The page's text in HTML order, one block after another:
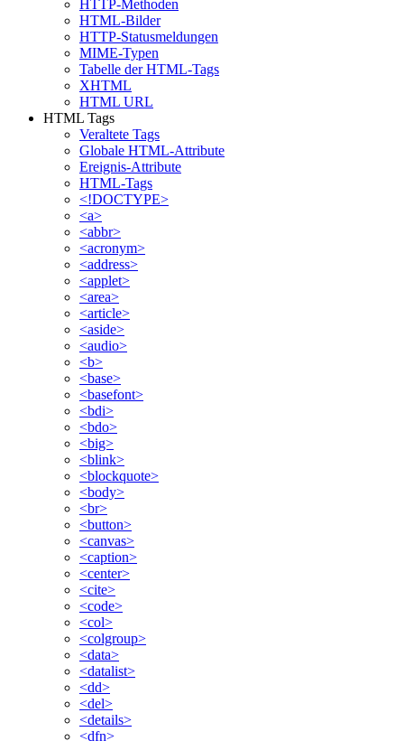
HTTP-Methoden
HTML-Bilder
HTTP-Statusmeldungen
MIME-Typen
Tabelle der HTML-Tags
XHTML
HTML URL
HTML Tags
Veraltete Tags
Globale HTML-Attribute
Ereignis-Attribute
HTML-Tags
<!DOCTYPE>
<a>
<abbr>
<acronym>
<address>
<applet>
<area>
<article>
<aside>
<audio>
<b>
<base>
<basefont>
<bdi>
<bdo>
<big>
<blink>
<blockquote>
<body>
<br>
<button>
<canvas>
<caption>
<center>
<cite>
<code>
<col>
<colgroup>
<data>
<datalist>
<dd>
<del>
<details>
<dfn>